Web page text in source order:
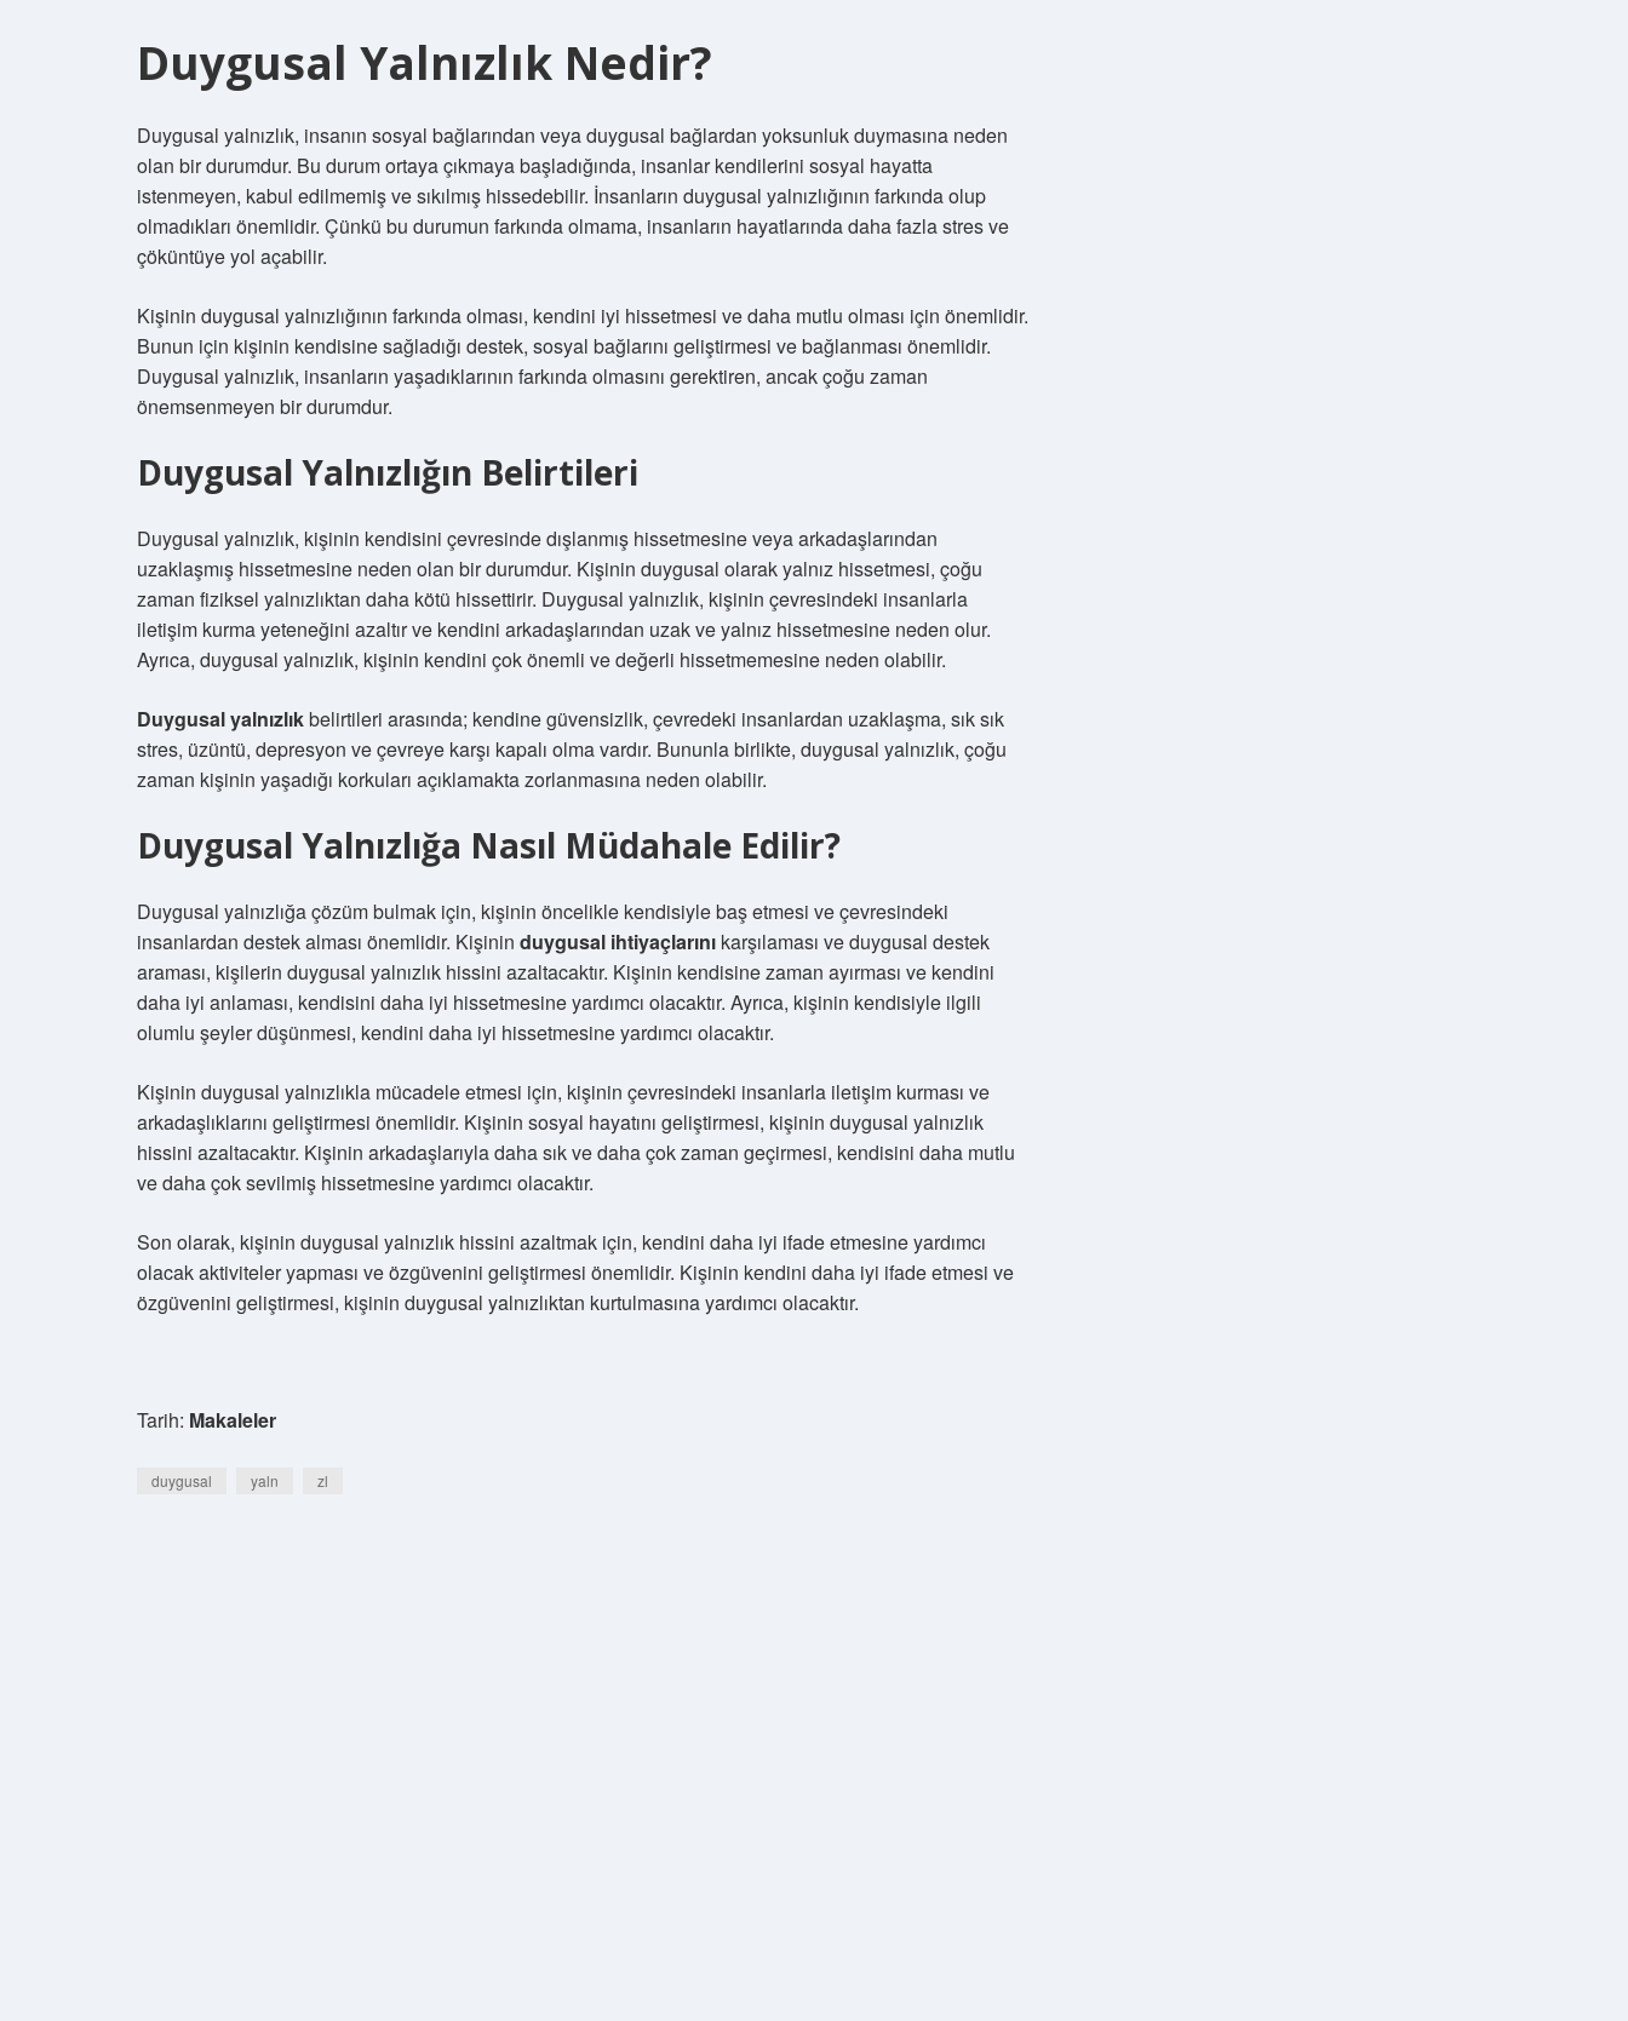
Duygusal Yalnızlık Nedir?
Duygusal yalnızlık, insanın sosyal bağlarından veya duygusal bağlardan yoksunluk duymasına neden
olan bir durumdur. Bu durum ortaya çıkmaya başladığında, insanlar kendilerini sosyal hayatta
istenmeyen, kabul edilmemiş ve sıkılmış hissedebilir. İnsanların duygusal yalnızlığının farkında olup
olmadıkları önemlidir. Çünkü bu durumun farkında olmama, insanların hayatlarında daha fazla stres ve
çöküntüye yol açabilir.
Kişinin duygusal yalnızlığının farkında olması, kendini iyi hissetmesi ve daha mutlu olması için önemlidir.
Bunun için kişinin kendisine sağladığı destek, sosyal bağlarını geliştirmesi ve bağlanması önemlidir.
Duygusal yalnızlık, insanların yaşadıklarının farkında olmasını gerektiren, ancak çoğu zaman
önemsenmeyen bir durumdur.
Duygusal Yalnızlığın Belirtileri
Duygusal yalnızlık, kişinin kendisini çevresinde dışlanmış hissetmesine veya arkadaşlarından
uzaklaşmış hissetmesine neden olan bir durumdur. Kişinin duygusal olarak yalnız hissetmesi, çoğu
zaman fiziksel yalnızlıktan daha kötü hissettirir. Duygusal yalnızlık, kişinin çevresindeki insanlarla
iletişim kurma yeteneğini azaltır ve kendini arkadaşlarından uzak ve yalnız hissetmesine neden olur.
Ayrıca, duygusal yalnızlık, kişinin kendini çok önemli ve değerli hissetmemesine neden olabilir.
Duygusal yalnızlıkbelirtileri arasında; kendine güvensizlik, çevredeki insanlardan uzaklaşma, sık sık
stres, üzüntü, depresyon ve çevreye karşı kapalı olma vardır. Bununla birlikte, duygusal yalnızlık, çoğu
zaman kişinin yaşadığı korkuları açıklamakta zorlanmasına neden olabilir.
Duygusal Yalnızlığa Nasıl Müdahale Edilir?
Duygusal yalnızlığa çözüm bulmak için, kişinin öncelikle kendisiyle baş etmesi ve çevresindeki
insanlardan destek alması önemlidir. Kişinin duygusal ihtiyaçlarını karşılaması ve duygusal destek
araması, kişilerin duygusal yalnızlık hissini azaltacaktır. Kişinin kendisine zaman ayırması ve kendini
daha iyi anlaması, kendisini daha iyi hissetmesine yardımcı olacaktır. Ayrıca, kişinin kendisiyle ilgili
olumlu şeyler düşünmesi, kendini daha iyi hissetmesine yardımcı olacaktır.
Kişinin duygusal yalnızlıkla mücadele etmesi için, kişinin çevresindeki insanlarla iletişim kurması ve
arkadaşlıklarını geliştirmesi önemlidir. Kişinin sosyal hayatını geliştirmesi, kişinin duygusal yalnızlık
hissini azaltacaktır. Kişinin arkadaşlarıyla daha sık ve daha çok zaman geçirmesi, kendisini daha mutlu
ve daha çok sevilmiş hissetmesine yardımcı olacaktır.
Son olarak, kişinin duygusal yalnızlık hissini azaltmak için, kendini daha iyi ifade etmesine yardımcı
olacak aktiviteler yapması ve özgüvenini geliştirmesi önemlidir. Kişinin kendini daha iyi ifade etmesi ve
özgüvenini geliştirmesi, kişinin duygusal yalnızlıktan kurtulmasına yardımcı olacaktır.
Tarih: Makaleler
duygusal yaln zl